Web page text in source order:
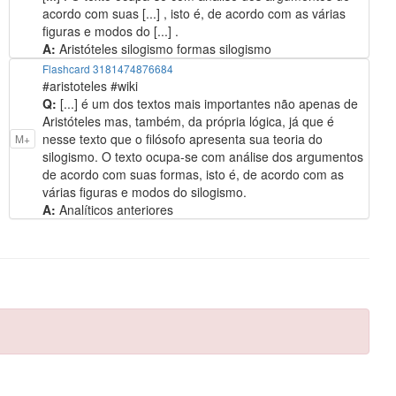
acordo com suas [...] , isto é, de acordo com as várias
figuras e modos do [...] .
A: Aristóteles silogismo formas silogismo
M+
Flashcard 3181474876684
#aristoteles #wiki
Q: [...] é um dos textos mais importantes não apenas de
Aristóteles mas, também, da própria lógica, já que é
nesse texto que o filósofo apresenta sua teoria do
silogismo. O texto ocupa-se com análise dos argumentos
de acordo com suas formas, isto é, de acordo com as
várias figuras e modos do silogismo.
A: Analíticos anteriores